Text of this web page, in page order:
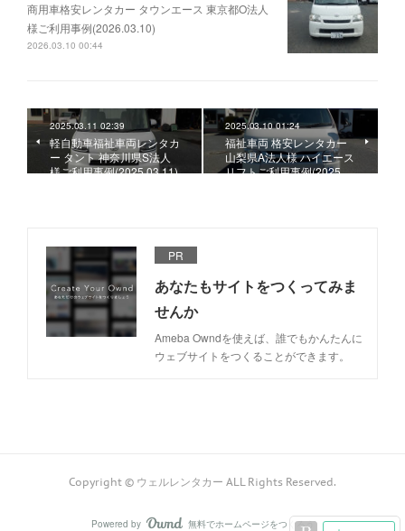
商用車格安レンタカー タウンエース 東京都O法人
様ご利用事例(2026.03.10)
2026.03.10 00:44
2025.03.11 02:39
軽自動車福祉車両レンタカ
ー タント 神奈川県S法人
様ご利用事例(2025.03.11)
2025.03.10 01:24
福祉車両 格安レンタカー
山梨県A法人様 ハイエース
リフトご利用事例(2025.…
PR
あなたもサイトをつくってみま
せんか
Ameba Owndを使えば、誰でもかんたんに
ウェブサイトをつくることができます。
Copyright © ウェルレンタカー ALL Rights Reserved.
Powered by 無料でホームページをつくろう